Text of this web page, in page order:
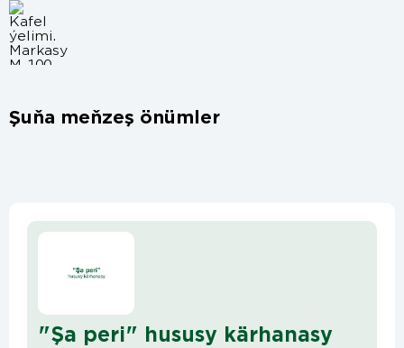
Şuňa meňzeş önümler
"Şa peri" hususy kärhanasy